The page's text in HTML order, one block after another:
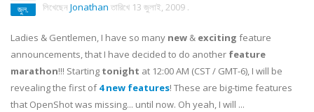
জুল. লিখেছেন Jonathan তারিখে 13 জুলাই, 2009 .
Ladies & Gentlemen, I have so many new & exciting feature
announcements, that I have decided to do another feature
marathon!!! Starting tonight at 12:00 AM (CST / GMT-6), I will be
revealing the first of4 new features! These are big-time features
that OpenShot was missing... until now. Oh yeah, I will ...